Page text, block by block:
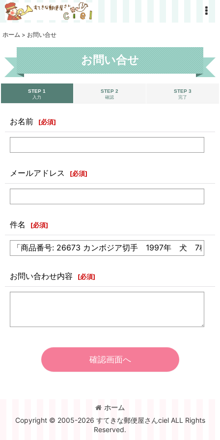
ホーム > お問い合せ
お問い合せ
STEP 1
入力
STEP 2
確認
STEP 3
完了
お名前 [必須]
メールアドレス [必須]
件名 [必須]
お問い合わせ内容 [必須]
確認画面へ
ホーム
Copyright © 2005-2026 すてきな郵便屋さんciel ALL Rights
Reserved.